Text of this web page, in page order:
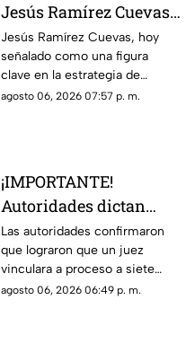
Jesús Ramírez Cuevas,
figura clave en la
estrategia de censura
del gobierno, criticaba
la publicidad para
Jesús Ramírez Cuevas, hoy
señalado como una figura
clave en la estrategia de
censura del gobierno, criticaba
agosto 06, 2026 07:57 p. m.
¡IMPORTANTE!
Autoridades dictan
prisión preventiva
para siete personas
relacionadas con
narcoinvernaderos
Las autoridades confirmaron
que lograron que un juez
vinculara a proceso a siete
personas que están
agosto 06, 2026 06:49 p. m.